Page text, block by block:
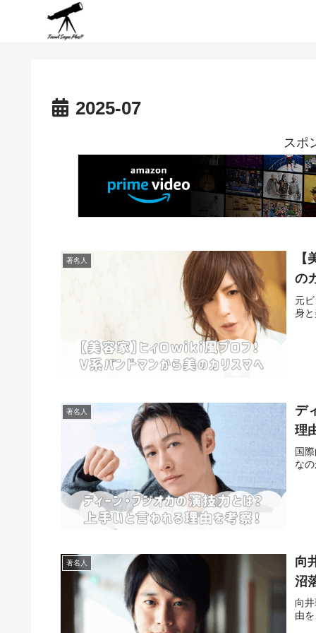
2025-07
スポ
著名人
の
元
身
著名人
デ
理
国
な
著名人
向
沼
向
由